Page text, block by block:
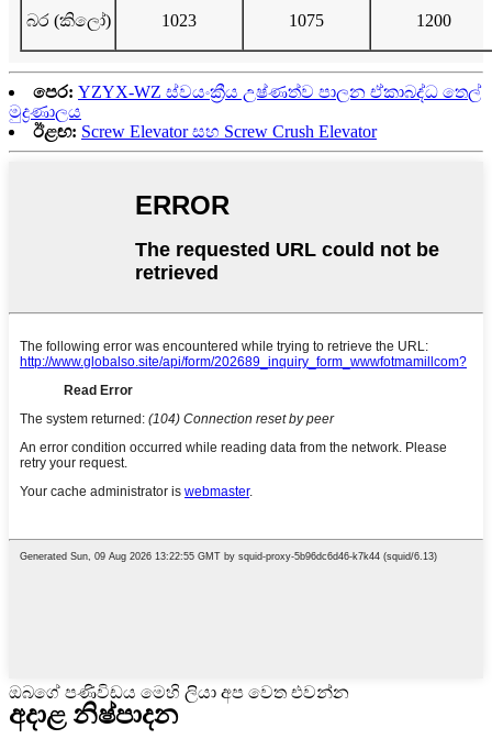
බර (කිලෝ) 1023 1075 1200
පෙර: YZYX-WZ ස්වයංක්‍රීය උෂ්ණත්ව පාලන ඒකාබද්ධ තෙල්
මුද්‍රණාලය
ඊළඟ: Screw Elevator සහ Screw Crush Elevator
ඔබගේ පණිවිඩය මෙහි ලියා අප වෙත එවන්න
අදාළ නිෂ්පාදන